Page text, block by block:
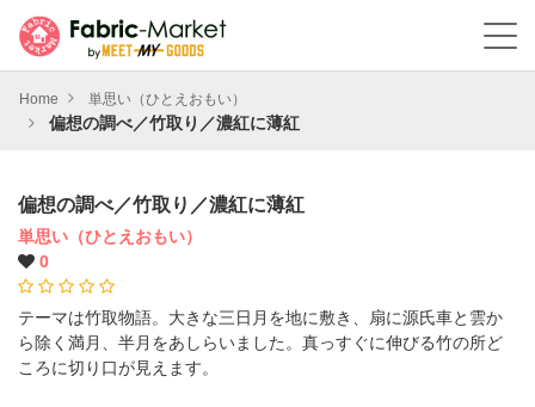
Home 単思い（ひとえおもい）
偏想の調べ／竹取り／濃紅に薄紅
偏想の調べ／竹取り／濃紅に薄紅
単思い（ひとえおもい）
0
テーマは竹取物語。大きな三日月を地に敷き、扇に源氏車と雲か
ら除く満月、半月をあしらいました。真っすぐに伸びる竹の所ど
ころに切り口が見えます。